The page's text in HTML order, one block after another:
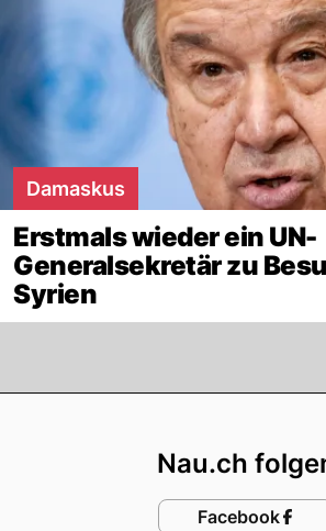
Damaskus
Erstmals wieder ein UN-
Generalsekretär zu
Syrien
Nau.ch
Facebook